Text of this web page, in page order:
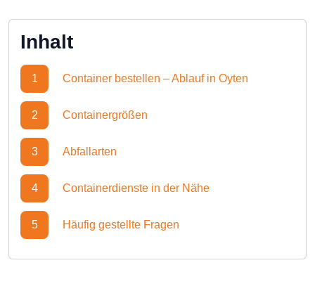
Inhalt
1 Container bestellen – Ablauf in Oyten
2 Containergrößen
3 Abfallarten
4 Containerdienste in der Nähe
5 Häufig gestellte Fragen